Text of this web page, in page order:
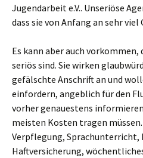
Jugendarbeit e.V.. Unseriöse
dass sie von Anfang an sehr viel
Es kann aber auch
seriös sind. Sie wirken
gefälschte Anschrift an und
einfordern, angeblich für den
vorher genauestens
meisten Kosten tragen
Verpflegung, Sprachunterricht,
Haftversicherung,